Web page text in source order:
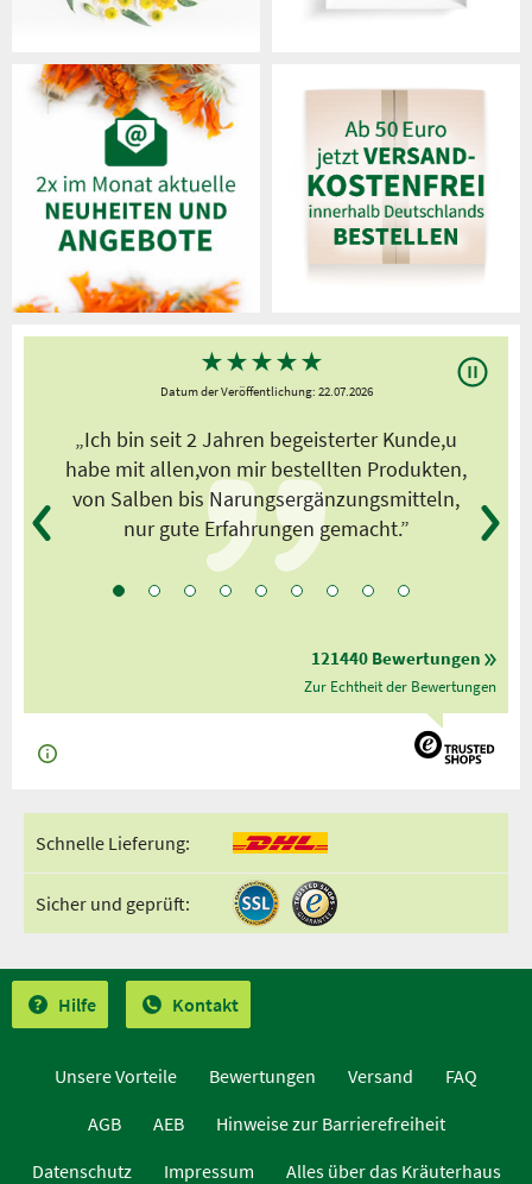
★★★★★
Datum der Veröffentlichung: 22.07.2026
„Ich bin seit 2 Jahren begeisterter Kunde,u
habe mit allen,von mir bestellten Produkten,
von Salben bis Narungsergänzungsmitteln,
nur gute Erfahrungen gemacht.”
121440 Bewertungen
Zur Echtheit der Bewertungen
Schnelle Lieferung:
Sicher und geprüft:
Hilfe Kontakt
Unsere Vorteile Bewertungen Versand
FAQ
AGB
AEB
Hinweise zur Barrierefreiheit
Datenschutz
Impressum
Alles über das Kräuterhaus